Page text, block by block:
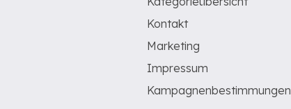
Kontakt
Marketing
Impressum
Kampagnenbestimmungen